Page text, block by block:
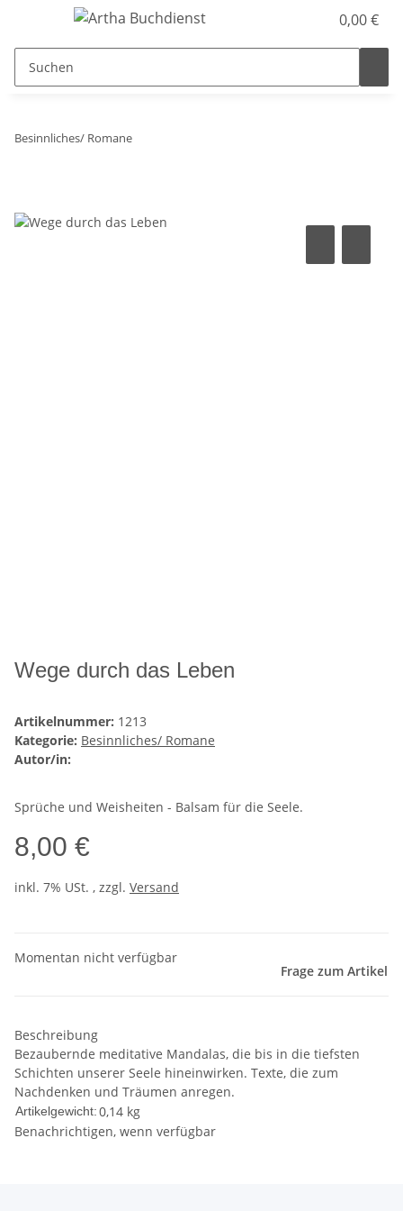
0,00 €
Besinnliches/ Romane
Wege durch das Leben
Artikelnummer: 1213
Kategorie: Besinnliches/ Romane
Autor/in:
Sprüche und Weisheiten - Balsam für die Seele.
8,00 €
inkl. 7% USt. , zzgl. Versand
Momentan nicht verfügbar
Frage zum Artikel
Beschreibung
Bezaubernde meditative Mandalas, die bis in die tiefsten
Schichten unserer Seele hineinwirken. Texte, die zum
Nachdenken und Träumen anregen.
Artikelgewicht:0,14 kg
Benachrichtigen, wenn verfügbar